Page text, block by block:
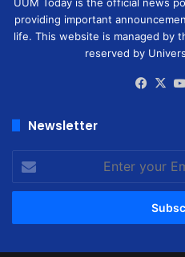
providing important
life. This website is managed by
reserved by
X
Newsletter
your
Email